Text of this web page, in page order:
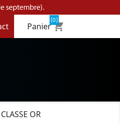
septembre).
Paniershopping_cart
(0)
OR